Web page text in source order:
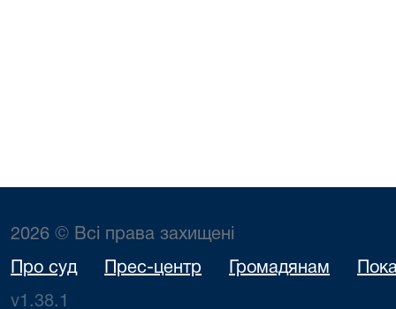
2026 © Всі права захищені
Про суд Прес-центр Громадянам
v1.38.1